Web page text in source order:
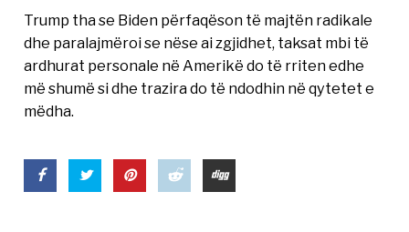
Trump tha se Biden përfaqëson të majtën radikale
dhe paralajmëroi se nëse ai zgjidhet, taksat mbi të
ardhurat personale në Amerikë do të rriten edhe
më shumë si dhe trazira do të ndodhin në qytetet e
mëdha.